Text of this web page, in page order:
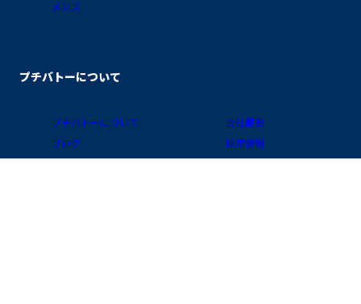
メンズ
プチバトーについて
プチバトーについて
ブログ
会社概要
採用情報